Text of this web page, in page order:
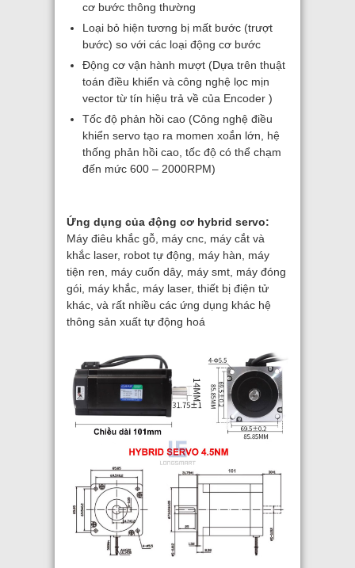
cơ bước thông thường
Loại bỏ hiện tương bị mất bước (trượt
bước) so với các loại động cơ bước
Động cơ vận hành mượt (Dựa trên thuật
toán điều khiển và công nghệ lọc mịn
vector từ tín hiệu trả về của Encoder )
Tốc độ phản hồi cao (Công nghệ điều
khiển servo tạo ra momen xoắn lớn, hệ
thống phản hồi cao, tốc độ có thể chạm
đến mức 600 – 2000RPM)
Ứng dụng của động cơ hybrid servo:
Máy điêu khắc gỗ, máy cnc, máy cắt và
khắc laser, robot tự động, máy hàn, máy
tiện ren, máy cuốn dây, máy smt, máy đóng
gói, máy khắc, máy laser, thiết bị điện tử
khác, và rất nhiều các ứng dụng khác hệ
thông sản xuất tự động hoá